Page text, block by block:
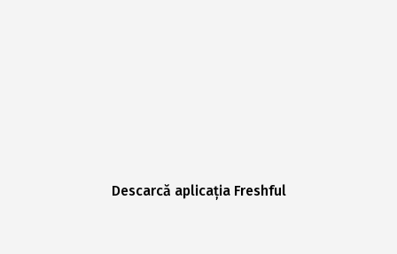
Descarcă aplicația Freshful